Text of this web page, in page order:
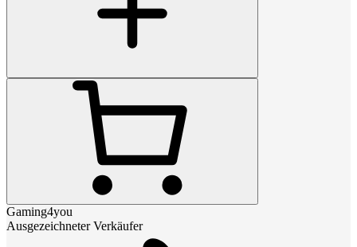
Gaming4you
Ausgezeichneter Verkäufer